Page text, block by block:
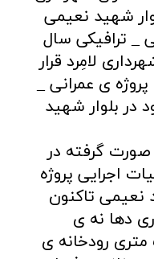
شهید نعیمی
_ ترافیکی سال
لامِرد قرار
ی عمرانی _
در بلوار شهید
گرفته در
اجرایی پروژه
تاکنون
دها نه ی
تمامی پل ها ( سه دهانه ی ۵ متری رودخانه ی